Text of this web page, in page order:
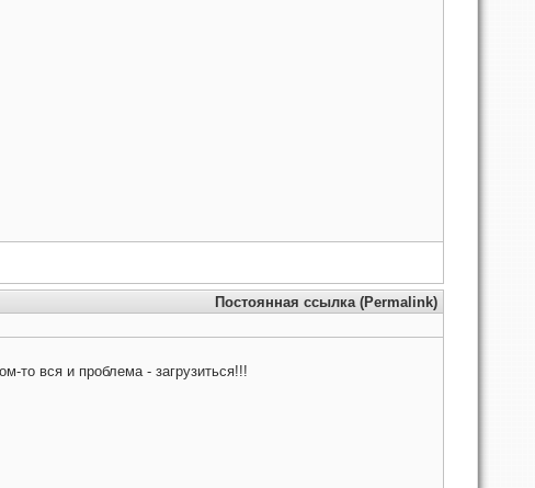
Постоянная ссылка (Permalink)
то вся и проблема - загрузиться!!!